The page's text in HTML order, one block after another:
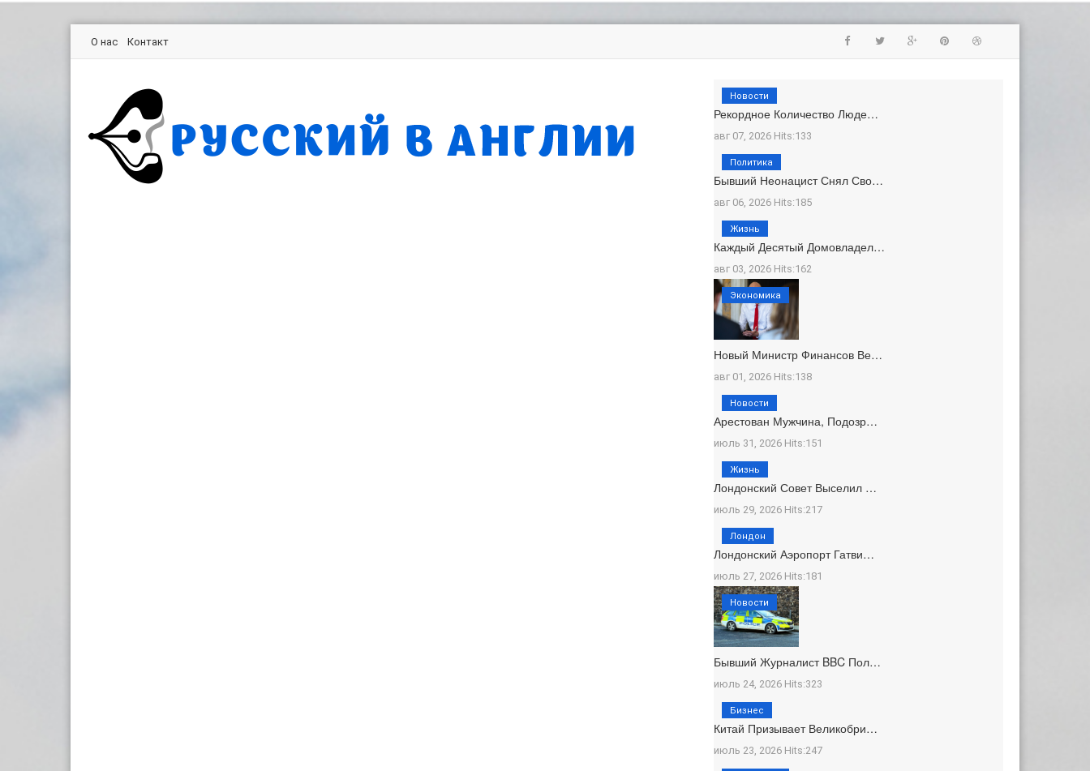
О нас Контакт
Рекордное Количество Люде…
авг 07, 2026 Hits:133
Новости
Бывший Неонацист Снял Сво…
авг 06, 2026 Hits:185
Политика
Каждый Десятый Домовладел…
авг 03, 2026 Hits:162
Жизнь
Новый Министр Финансов Ве…
авг 01, 2026 Hits:138
Экономика
Арестован Мужчина, Подозр…
июль 31, 2026 Hits:151
Новости
Лондонский Совет Выселил …
июль 29, 2026 Hits:217
Жизнь
Лондонский Аэропорт Гатви…
июль 27, 2026 Hits:181
Лондон
Бывший Журналист BBC Пол…
июль 24, 2026 Hits:323
Новости
Китай Призывает Великобри…
июль 23, 2026 Hits:247
Бизнес